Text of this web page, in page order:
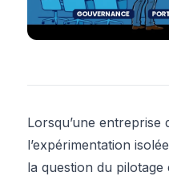
Lorsqu’une entreprise
l’expérimentation
la question du pilotage